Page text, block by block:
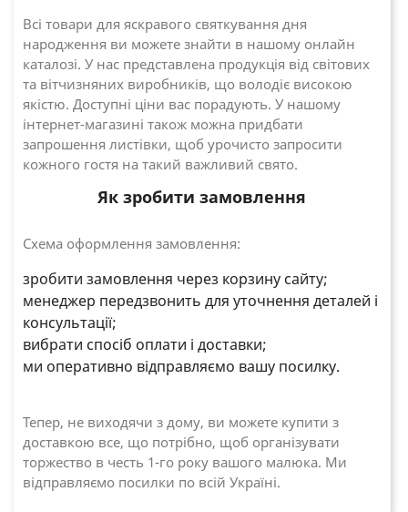
Всі товари для яскравого святкування дня
народження ви можете знайти в нашому онлайн
каталозі. У нас представлена ​​продукція від світових
та вітчизняних виробників, що володіє високою
якістю. Доступні ціни вас порадують. У нашому
інтернет-магазині також можна придбати
запрошення листівки, щоб урочисто запросити
кожного гостя на такий важливий свято.
Як зробити замовлення
Схема оформлення замовлення:
зробити замовлення через корзину сайту;
менеджер передзвонить для уточнення деталей і
консультації;
вибрати спосіб оплати і доставки;
ми оперативно відправляємо вашу посилку.
Тепер, не виходячи з дому, ви можете купити з
доставкою все, що потрібно, щоб організувати
торжество в честь 1-го року вашого малюка. Ми
відправляємо посилки по всій Україні.